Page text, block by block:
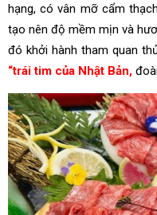
hạng, có vân mỡ cẩm
tạo nên độ mềm mịn và
đó khởi hành tham quan
“trái tim của Nhật Bản,